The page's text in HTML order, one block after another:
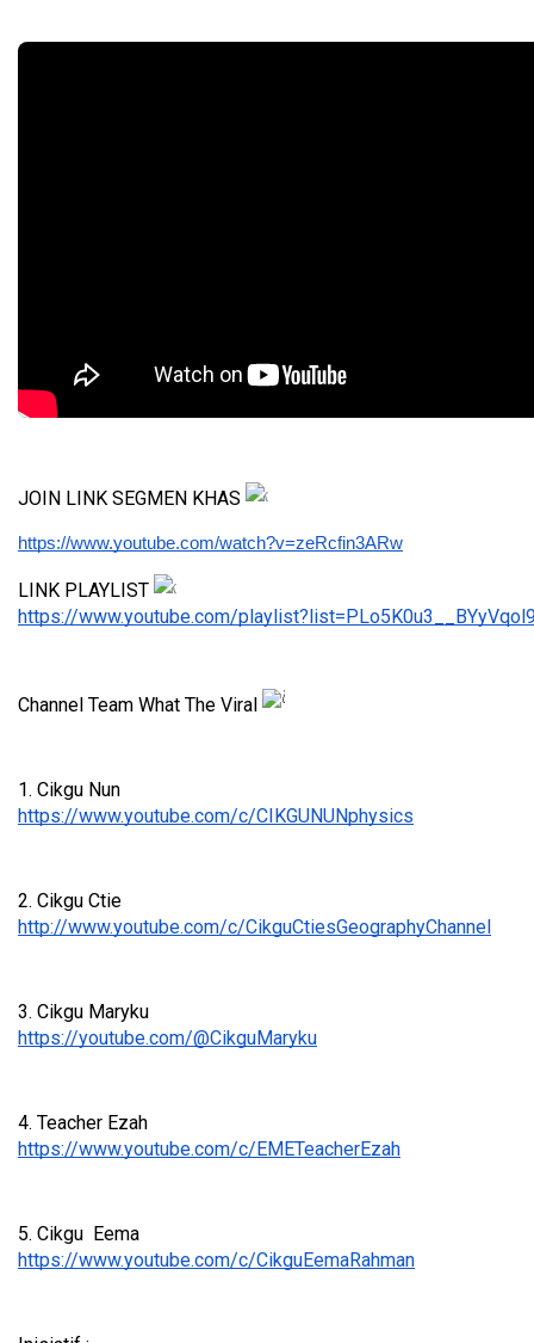
JOIN LINK SEGMEN KHAS
https://www.youtube.com/watch?v=zeRcfin3ARw
LINK PLAYLIST
https://www.youtube.com/
Channel Team What The Viral
1. Cikgu Nun
https://www.youtube.com/c/CIKGUNUNphysics
2. Cikgu Ctie
http://www.youtube.com/c/CikguCtiesGeographyChannel
3. Cikgu Maryku
https://youtube.com/@CikguMaryku
4. Teacher Ezah
https://www.youtube.com/c/EMETeacherEzah
5. Cikgu  Eema
https://www.youtube.com/c/CikguEemaRahman